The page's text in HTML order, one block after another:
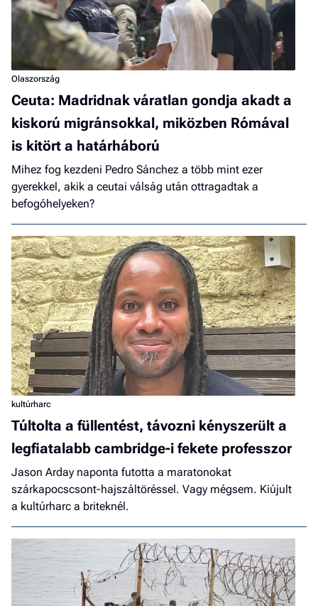
Olaszország
Ceuta: Madridnak váratlan gondja akadt a
kiskorú migránsokkal, miközben Rómával
is kitört a határháború
Mihez fog kezdeni Pedro Sánchez a több mint ezer
gyerekkel, akik a ceutai válság után ottragadtak a
befogóhelyeken?
kultúrharc
Túltolta a füllentést, távozni kényszerült a
legfiatalabb cambridge-i fekete professzor
Jason Arday naponta futotta a maratonokat
szárkapocscsont-hajszáltöréssel. Vagy mégsem. Kiújult
a kultúrharc a briteknél.